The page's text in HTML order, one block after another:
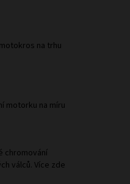
na trhu
motorku na míru
chromování
válců. Více zde